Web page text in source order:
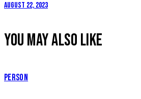
August 22, 2023
YOU MAY ALSO LIKE
PERSON